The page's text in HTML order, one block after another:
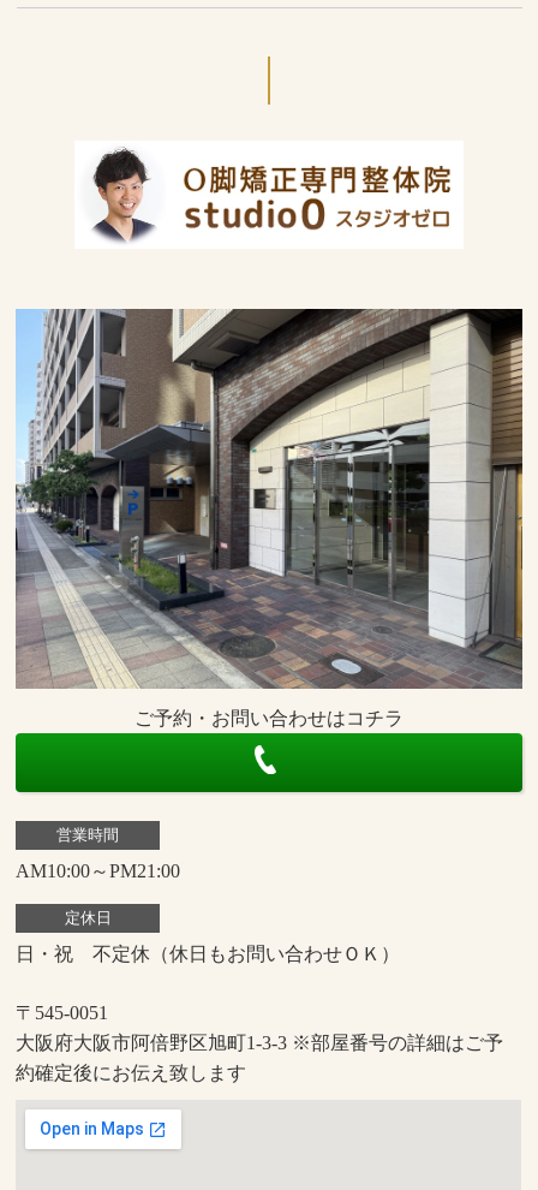
ご予約・お問い合わせはコチラ
営業時間
AM10:00～PM21:00
定休日
日・祝 不定休（休日もお問い合わせＯＫ）
〒545-0051
大阪府大阪市阿倍野区旭町1-3-3 ※部屋番号の詳細はご予
約確定後にお伝え致します